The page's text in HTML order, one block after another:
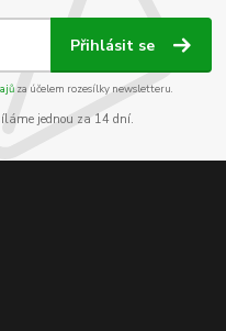
Přihlásit se
za účelem rozesílky newsletteru.
jednou za 14 dní.